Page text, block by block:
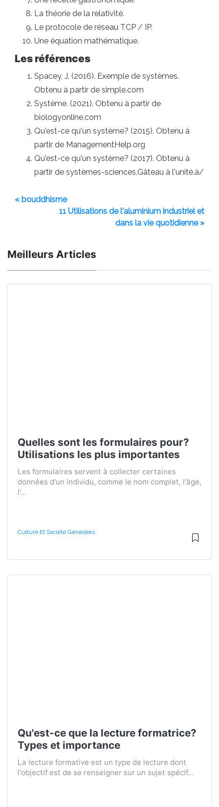
La théorie de la relativité.
Le protocole de réseau TCP / IP.
Une équation mathématique.
Les références
Spacey, J. (2016). Exemple de systèmes.
Obtenu à partir de simple.com
Système. (2021). Obtenu à partir de
biologyonline.com
Qu'est-ce qu'un système? (2015). Obtenu à
partir de ManagementHelp.org
Qu'est-ce qu'un système? (2017). Obtenu à
partir de systèmes-sciences.Gâteau à l'unité.à/
« bouddhisme
11 Utilisations de l'aluminium industriel et
dans la vie quotidienne »
Meilleurs Articles
Quelles sont les formulaires pour?
Utilisations les plus importantes
Les formulaires servent à collecter certaines
données d'un individu, comme le nom complet, l'âge,
l'...
Culture Et Société Générales
Qu'est-ce que la lecture formatrice?
Types et importance
La lecture formative est un type de lecture dont
l'objectif est de se renseigner sur un sujet spécif...